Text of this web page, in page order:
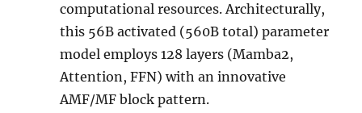
computational resources. Architecturally,
this 56B activated (560B total) parameter
model employs 128 layers (Mamba2,
Attention, FFN) with an innovative
AMF/MF block pattern.